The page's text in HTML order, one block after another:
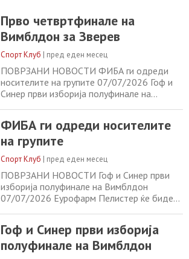
Еурофарм Пелистер ќе биде дел од Лига
Европа на ЕХФ, другите македонски
клубови ќе играат во ЕХФ Евр...
07/07/2026
Прво четвртфинале на
Вимблдон за Зверев
Спорт Клуб | пред еден месец
ПОВРЗАНИ НОВОСТИ ФИБА ги одреди
носителите на групите 07/07/2026 Гоф и
Синер први изборија полуфинале на
ЕХФ, другите македонски клубови ќе
играат во ЕХФ Евр... 07/07/2026 Заврши
СП за Амаду Онана 07/07/2026
ФИБА ги одреди носителите
на групите
Спорт Клуб | пред еден месец
ПОВРЗАНИ НОВОСТИ Гоф и Синер први
изборија полуфинале на Вимблдон
07/07/2026 Еурофарм Пелистер ќе биде
Евр... 07/07/2026 Заврши СП за Амаду
Онана 07/07/2026 Мартинез замина,
познато е името на новиот португалски
Гоф и Синер први изборија
полуфинале на Вимблдон